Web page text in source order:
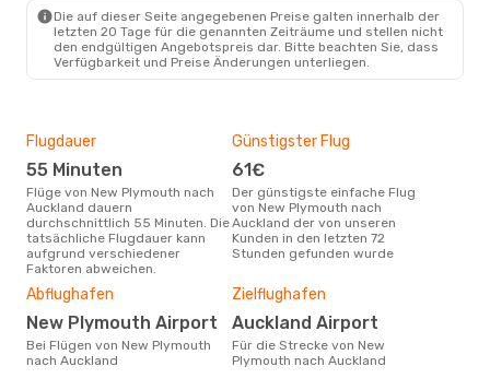
Die auf dieser Seite angegebenen Preise galten innerhalb der
letzten 20 Tage für die genannten Zeiträume und stellen nicht
den endgültigen Angebotspreis dar. Bitte beachten Sie, dass
Verfügbarkeit und Preise Änderungen unterliegen.
Flugdauer
55 Minuten
Flüge von New Plymouth nach
Auckland dauern
durchschnittlich 55 Minuten. Die
tatsächliche Flugdauer kann
aufgrund verschiedener
Faktoren abweichen.
Günstigster Flug
61€
Der günstigste einfache Flug
von New Plymouth nach
Auckland der von unseren
Kunden in den letzten 72
Stunden gefunden wurde
Abflughafen
New Plymouth Airport
Bei Flügen von New Plymouth
nach Auckland
Zielflughafen
Auckland Airport
Für die Strecke von New
Plymouth nach Auckland